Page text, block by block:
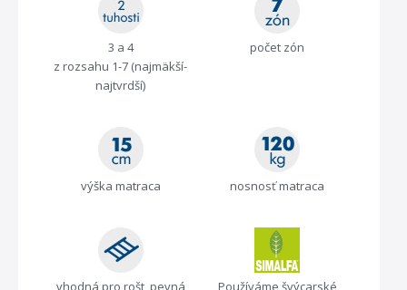
3 a 4
z rozsahu 1-7 (najmäkší-
najtvrdší)
počet zón
výška matraca nosnosť matraca
vhodná pro rošt, pevná Používáme švýcarské